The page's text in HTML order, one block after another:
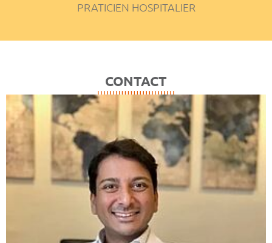
PRATICIEN HOSPITALIER
CONTACT